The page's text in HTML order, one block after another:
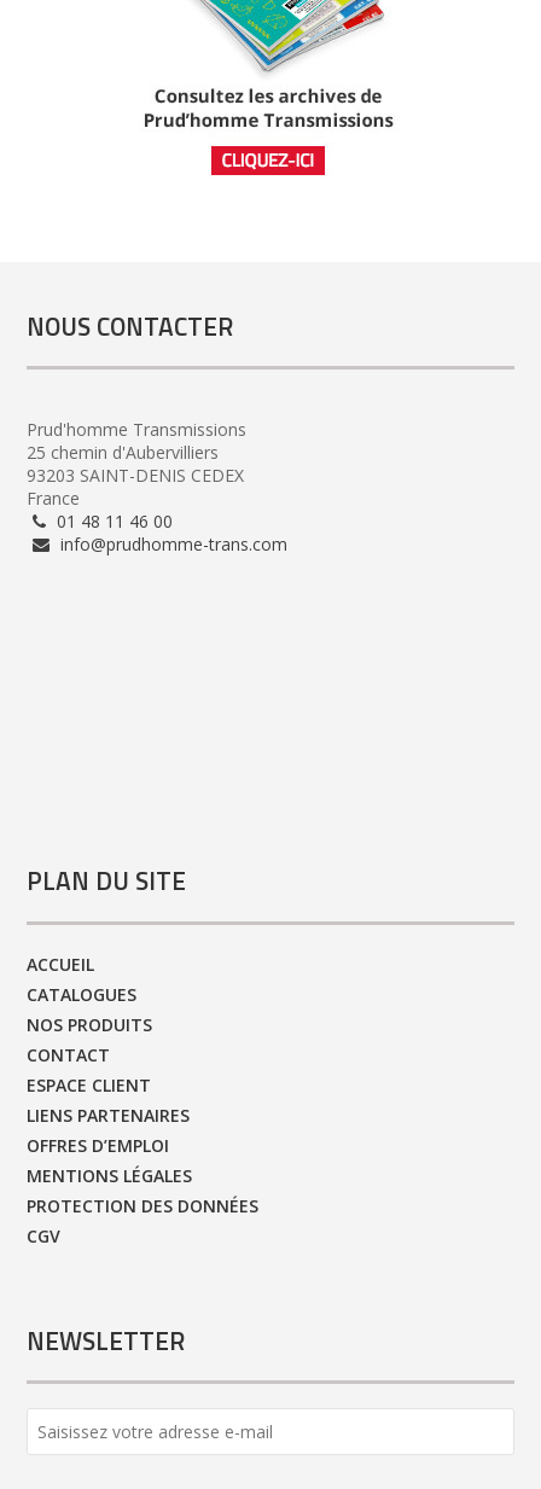
NOUS CONTACTER
Prud'homme Transmissions
25 chemin d'Aubervilliers
93203 SAINT-DENIS CEDEX
France
01 48 11 46 00
info@prudhomme-trans.com
PLAN DU SITE
ACCUEIL
CATALOGUES
NOS PRODUITS
CONTACT
ESPACE CLIENT
LIENS PARTENAIRES
OFFRES D’EMPLOI
MENTIONS LÉGALES
PROTECTION DES DONNÉES
CGV
NEWSLETTER